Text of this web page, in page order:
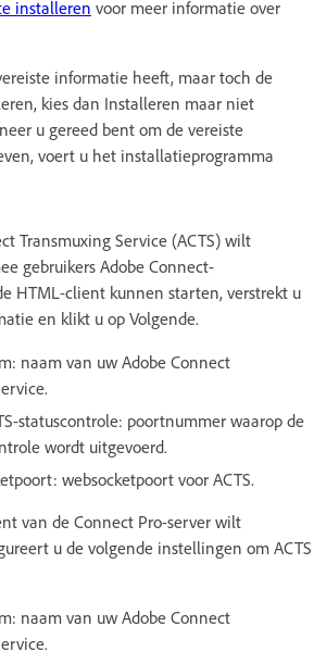
installeren voor meer informatie over
informatie heeft, maar toch de
kies dan Installeren maar niet
u gereed bent om de vereiste
voert u het installatieprogramma
Transmuxing Service (ACTS) wilt
gebruikers Adobe Connect-
HTML-client kunnen starten, verstrekt u
en klikt u op Volgende.
naam van uw Adobe Connect
statuscontrole: poortnummer waarop de
wordt uitgevoerd.
websocketpoort voor ACTS.
van de Connect Pro-server wilt
u de volgende instellingen om ACTS
naam van uw Adobe Connect